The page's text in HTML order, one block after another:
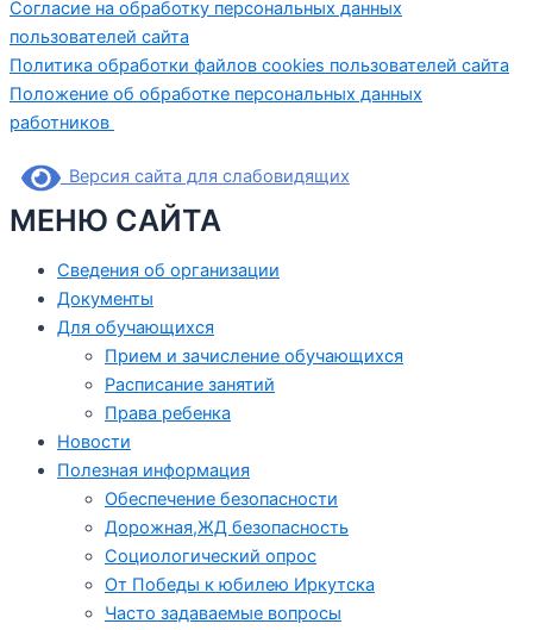
Согласие на обработку персональных данных
пользователей сайта
Политика обработки файлов cookies пользователей сайта
Положение об обработке персональных данных
работников
Версия сайта для слабовидящих
МЕНЮ САЙТА
Сведения об организации
Документы
Для обучающихся
Прием и зачисление обучающихся
Расписание занятий
Права ребенка
Новости
Полезная информация
Обеспечение безопасности
Дорожная,ЖД безопасность
Социологический опрос
От Победы к юбилею Иркутска
Часто задаваемые вопросы